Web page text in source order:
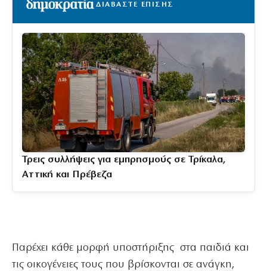
ΔΙΑΒΑΣΤΕ ΕΠΙΣΗΣ
Τρεις συλλήψεις για εμπρησμούς σε Τρίκαλα,
Αττική και Πρέβεζα
Παρέχει κάθε μορφή υποστήριξης στα παιδιά και
τις οικογένειες τους που βρίσκονται σε ανάγκη,